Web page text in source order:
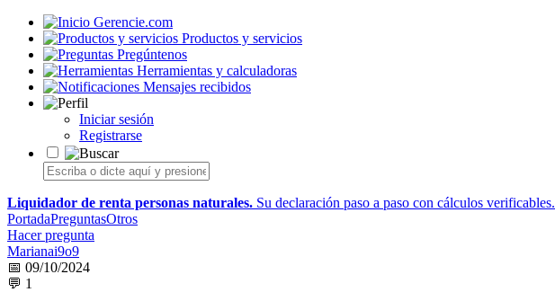
Gerencie.com
Productos y servicios
Pregúntenos
Herramientas y calculadoras
Mensajes recibidos
Iniciar sesión
Registrarse
Liquidador de renta personas naturales. Su declaración paso a paso con cálculos verificables.
PortadaPreguntasOtros
Hacer pregunta
Marianai9o9
📅 09/10/2024
💬 1